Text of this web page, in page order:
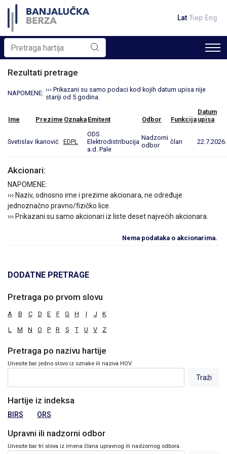
Lat Ћир Eng
Rezultati pretrage
NAPOMENE: ››› Prikazani su samo podaci kod kojih datum upisa nije
stariji od 5 godina.
Ime Prezime Oznaka Emitent Odbor Funkcija
Datum
upisa
Svetislav Ikanović EDPL
ODS
Elektrodistribucija
a.d. Pale
Nadzorni
odbor
član 22.7.2026.
Akcionari:
NAPOMENE:
››› Naziv, odnosno ime i prezime akcionara, ne određuje
jednoznačno pravno/fizičko lice.
››› Prikazani su samo akcionari iz liste deset najvećih akcionara.
Nema podataka o akcionarima.
DODATNE PRETRAGE
Pretraga po prvom slovu
A B C D E F G H I J K
L M N O P R S T U V Z
Pretraga po nazivu hartije
Unesite bar jedno slovo iz oznake ili naziva HOV.
Hartije iz indeksa
BIRS ORS
Upravni ili nadzorni odbor
Unesite bar tri slova iz imena člana upravnog ili nadzornog odbora.